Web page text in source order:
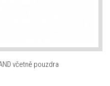
včetně pouzdra